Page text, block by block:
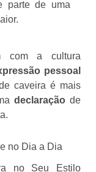
parte de uma
com a cultura
pessoal
caveira é mais
declaraçãode
no Dia a Dia
no Seu Estilo